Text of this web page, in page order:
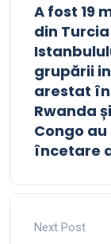
A fost 19
din
grupării
arestat în
Rwanda
Congo
încetare
Next Post